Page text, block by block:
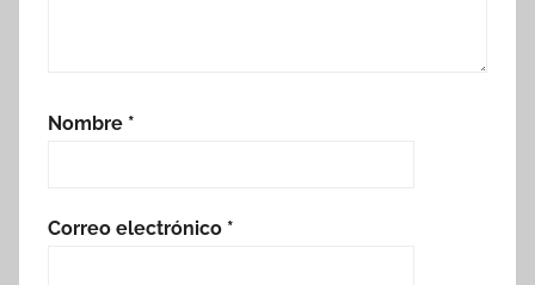
Nombre *
Correo electrónico *